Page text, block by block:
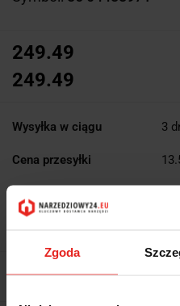
Zgoda
249.49
249.49
Wysyłka w ciągu 3
Cena przesyłki
Pobierz produkt do PDF